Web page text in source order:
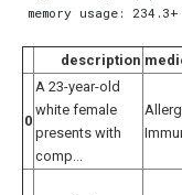
description
0
A 23-year-old
white female
presents with
comp...